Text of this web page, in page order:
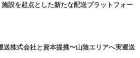
設を起点とした新たな配送プラットフォー
株式会社と資本提携〜山陰エリアへ実運送